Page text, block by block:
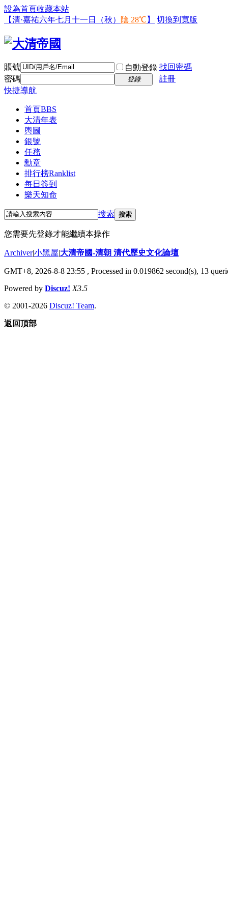
設為首頁收藏本站
【清·嘉祐六年七月十一日（秋）
隂 28℃ 】 切換到寬版
賬號 自動登錄 找回密碼
密碼
登錄
註冊
快捷導航
首頁BBS
大清年表
輿圖
銀號
任務
勳章
排行榜Ranklist
每日簽到
樂天知命
搜索 搜索
您需要先登錄才能繼續本操作
Archiver|小黑屋|大清帝國-清朝 清代歷史文化論壇
GMT+8, 2026-8-8 23:55 , Processed in 0.019862 second(s), 13
Powered by Discuz! X3.5
© 2001-2026 Discuz! Team.
返回頂部